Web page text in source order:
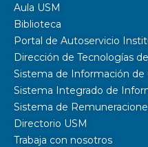
Aula USM
Biblioteca
Portal de Autoservicio
Dirección de Tecnologías
Sistema de Información de
Sistema Integrado de
Sistema de
Directorio USM
Trabaja con nosotros